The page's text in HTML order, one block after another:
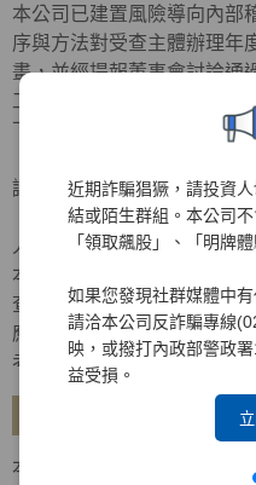
近期詐騙猖獗，請投資
結或陌生群組。本公司
「領取飆股」、「明牌體
如果您發現社群媒體中
請洽本公司反詐騙專線
映，或撥打內政部警政
益受損。
本公司已建置風險導向內部
序與方法對受查主體辦理年
畫，並經提報董事會討論通
工作，其內部稽核報告內容
下列項目：
議。
． 對各單位發生重大違法
人員之懲處建議。
本公司稽核部對於金融檢查
查核所提列檢查意見或查核
應加強事項改善措施，應持
考核之重要項目。
本公司已訂定「內部控制制